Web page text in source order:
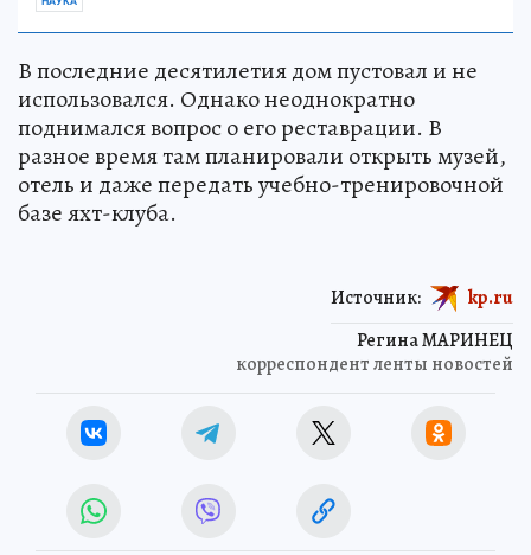
В последние десятилетия дом пустовал и не
использовался. Однако неоднократно
поднимался вопрос о его реставрации. В
разное время там планировали открыть музей,
отель и даже передать учебно-тренировочной
базе яхт-клуба.
Регина МАРИНЕЦ
корреспондент ленты новостей
Источник: kp.ru